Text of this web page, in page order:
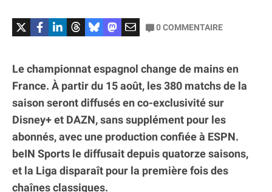
0COMMENTAIRE
Le championnat espagnol change de mains en
France. À partir du 15 août, les 380 matchs de la
saison seront diffusés en co-exclusivité sur
Disney+ et DAZN, sans supplément pour les
abonnés, avec une production confiée à ESPN.
beIN Sports le diffusait depuis quatorze saisons,
et la Liga disparaît pour la première fois des
chaînes classiques.